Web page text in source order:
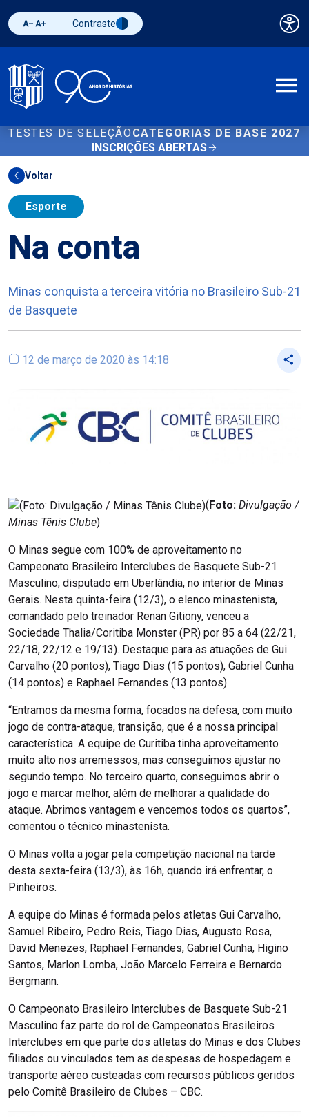
Diminuir fonte
Aumentar fonteAlternar contraste
Contraste
TESTES DE SELEÇÃO CATEGORIAS DE BASE 2027
INSCRIÇÕES ABERTAS
Voltar
Esporte
Na conta
Minas conquista a terceira vitória no Brasileiro Sub-21
de Basquete
12 de março de 2020 às 14:18
(Foto: Divulgação /
Minas Tênis Clube)
O Minas segue com 100% de aproveitamento no
Campeonato Brasileiro Interclubes de Basquete Sub-21
Masculino, disputado em Uberlândia, no interior de Minas
Gerais. Nesta quinta-feira (12/3), o elenco minastenista,
comandado pelo treinador Renan Gitiony, venceu a
Sociedade Thalia/Coritiba Monster (PR) por 85 a 64 (22/21,
22/18, 22/12 e 19/13). Destaque para as atuações de Gui
Carvalho (20 pontos), Tiago Dias (15 pontos), Gabriel Cunha
(14 pontos) e Raphael Fernandes (13 pontos).
“Entramos da mesma forma, focados na defesa, com muito
jogo de contra-ataque, transição, que é a nossa principal
característica. A equipe de Curitiba tinha aproveitamento
muito alto nos arremessos, mas conseguimos ajustar no
segundo tempo. No terceiro quarto, conseguimos abrir o
jogo e marcar melhor, além de melhorar a qualidade do
ataque. Abrimos vantagem e vencemos todos os quartos”,
comentou o técnico minastenista.
O Minas volta a jogar pela competição nacional na tarde
desta sexta-feira (13/3), às 16h, quando irá enfrentar, o
Pinheiros.
A equipe do Minas é formada pelos atletas Gui Carvalho,
Samuel Ribeiro, Pedro Reis, Tiago Dias, Augusto Rosa,
David Menezes, Raphael Fernandes, Gabriel Cunha, Higino
Santos, Marlon Lomba, João Marcelo Ferreira e Bernardo
Bergmann.
O Campeonato Brasileiro Interclubes de Basquete Sub-21
Masculino faz parte do rol de Campeonatos Brasileiros
Interclubes em que parte dos atletas do Minas e dos Clubes
filiados ou vinculados tem as despesas de hospedagem e
transporte aéreo custeadas com recursos públicos geridos
pelo Comitê Brasileiro de Clubes – CBC.